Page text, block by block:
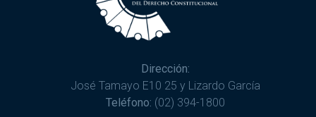
Dirección:
José Tamayo E10 25 y Lizardo García
Teléfono: (02) 394-1800